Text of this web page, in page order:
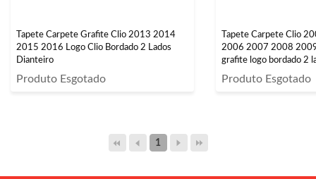
Tapete Carpete Grafite Clio 2013 2014
2015 2016 Logo Clio Bordado 2 Lados
Dianteiro
Produto Esgotado
Tapete Carpete Clio
2006 2007 2008
grafite logo bordado 2
Produto Esgotado
1